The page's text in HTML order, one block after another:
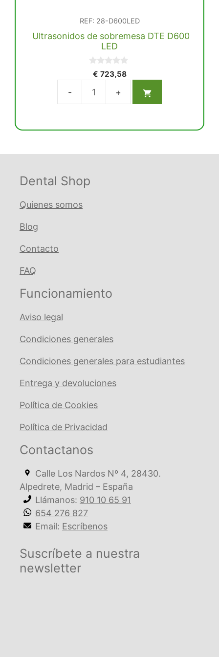
REF: 28-D600LED
Ultrasonidos de sobremesa DTE D600
LED
d
5
€ 723,58
Ultrasonidos
Dental Shop
Quienes somos
Blog
Contacto
FAQ
Funcionamiento
Aviso legal
Condiciones generales
Condiciones generales para estudiantes
Entrega y devoluciones
Política de Cookies
Política de Privacidad
Contactanos
Calle Los Nardos Nº 4, 28430.
Alpedrete, Madrid – España
Llámanos: 910 10 65 91
654 276 827
Email: Escríbenos
Suscríbete a nuestra
newsletter